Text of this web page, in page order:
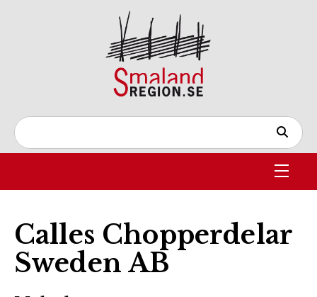
Calles Chopperdelar
Sweden AB